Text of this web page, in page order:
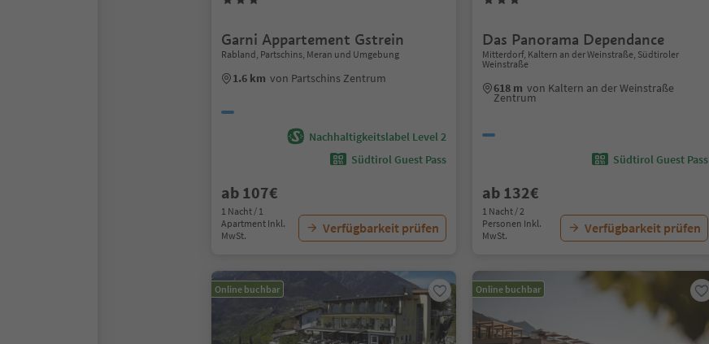
Garni Appartement Gstrein
Rabland, Partschins, Meran und Umgebung
1.6 km von Partschins Zentrum
Nachhaltigkeitslabel Level 2
Südtirol Guest Pass
ab 107€
1 Nacht / 1
Apartment Inkl.
MwSt.
Verfügbarkeit prüfen
Das Panorama Dependance
Mitterdorf, Kaltern an der Weinstraße, Südtiroler
Weinstraße
618 m von Kaltern an der Weinstraße
Zentrum
Südtirol Guest Pass
ab 132€
1 Nacht / 2
Personen Inkl.
MwSt.
Verfügbarkeit prüfen
Online buchbar Online buchbar